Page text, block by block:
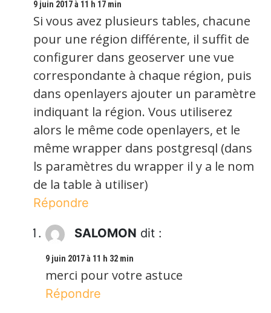
9 juin 2017 à 11 h 17 min
Si vous avez plusieurs tables, chacune
pour une région différente, il suffit de
configurer dans geoserver une vue
correspondante à chaque région, puis
dans openlayers ajouter un paramètre
indiquant la région. Vous utiliserez
alors le même code openlayers, et le
même wrapper dans postgresql (dans
ls paramètres du wrapper il y a le nom
de la table à utiliser)
Répondre
SALOMON dit :
9 juin 2017 à 11 h 32 min
merci pour votre astuce
Répondre